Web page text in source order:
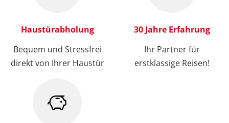
Haustürabholung
Bequem und Stressfrei
direkt von Ihrer Haustür
30 Jahre Erfahrung
Ihr Partner für
erstklassige Reisen!